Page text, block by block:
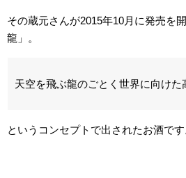
その蔵元さんが2015年10月に発売を
龍」。
天空を飛ぶ龍のごとく世界に向けた
というコンセプトで出されたお酒です